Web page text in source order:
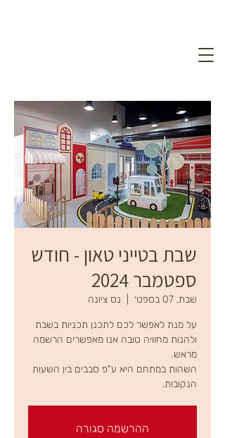
שבת בטייני טאון - חודש
ספטמבר 2024
שבת, 07 בספט׳ נס ציונה
על מנת לאפשר לכם לתכנן תכניות בשבת
ולהנות מחוויה טובה אנו מאפשרים הרשמה
השהות במתחם היא ע"פ סבבים בין השעות
הנקובות.
ההרשמה סגורה